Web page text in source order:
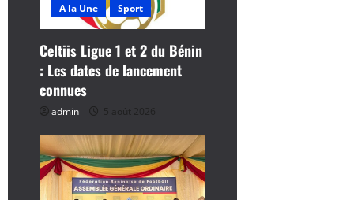
d
’
a
r
t
A la Une Sport
Celtiis Ligue 1 et 2 du Bénin
: Les dates de lancement
connues
admin 5 août 2026